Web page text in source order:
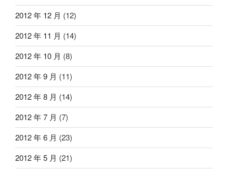
2012 年 12 月 (12)
2012 年 11 月 (14)
2012 年 10 月 (8)
2012 年 9 月 (11)
2012 年 8 月 (14)
2012 年 7 月 (7)
2012 年 6 月 (23)
2012 年 5 月 (21)